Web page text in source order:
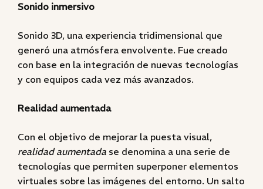
Sonido inmersivo
Sonido 3D, una experiencia tridimensional que
generó una atmósfera envolvente. Fue creado
con base en la integración de nuevas tecnologías
y con equipos cada vez más avanzados.
Realidad aumentada
Con el objetivo de mejorar la puesta visual,
realidad aumentada se denomina a una serie de
tecnologías que permiten superponer elementos
virtuales sobre las imágenes del entorno. Un salto